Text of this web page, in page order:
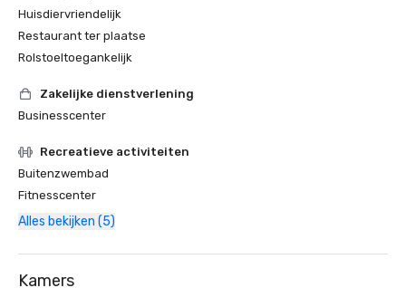
Huisdiervriendelijk
Restaurant ter plaatse
Rolstoeltoegankelijk
Zakelijke dienstverlening
Businesscenter
Recreatieve activiteiten
Buitenzwembad
Fitnesscenter
Alles bekijken (5)
Kamers